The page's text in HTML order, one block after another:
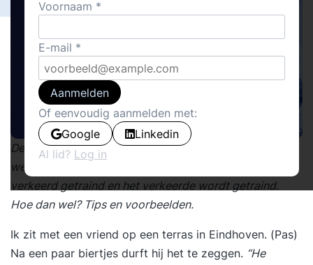
De meeste trainingen en cultuurverandertrajecten
werken niet. Dit heeft dit twee redenen: Er wordt
verkeerd getraind en het verkeerde wordt getraind.
Hoe dan wel? Tips en voorbeelden.
Ik zit met een vriend op een terras in Eindhoven. (Pas)
Na een paar biertjes durft hij het te zeggen. “He
Voornaam
E-mail
Aanmelden
Of eenvoudig aanmelden met:
Google
Linkedin
Al lid? Log in